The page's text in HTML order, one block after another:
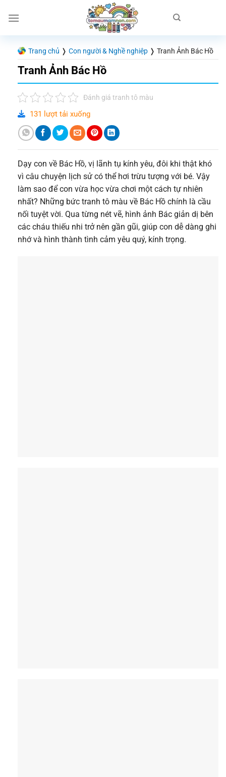
đến
Trang chủ ❭ Con người & Nghề nghiệp ❭ Tranh Ảnh Bác Hồ
Tranh Ảnh Bác Hồ
Đánh giá tranh tô màu
131 lượt tải xuống
Dạy con về Bác Hồ, vị lãnh tụ kính yêu, đôi khi thật khó
vì câu chuyện lịch sử có thể hơi trừu tượng với bé. Vậy
làm sao để con vừa học vừa chơi một cách tự nhiên
nhất? Những bức tranh tô màu về Bác Hồ chính là cầu
nối tuyệt vời. Qua từng nét vẽ, hình ảnh Bác giản dị bên
các cháu thiếu nhi trở nên gần gũi, giúp con dễ dàng ghi
nhớ và hình thành tình cảm yêu quý, kính trọng.